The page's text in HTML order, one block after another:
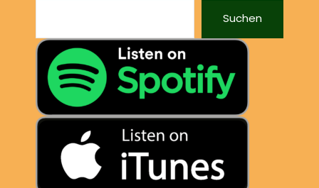
Suchen